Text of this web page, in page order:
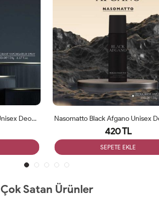
Tom Ford Fucking Fabulous Unisex Deodorant 200ml
420 TL
SEPETE EKLE
Çok Satan Ürünler